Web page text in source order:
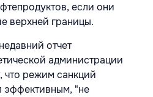
если они
верхней границы.
отчет
администрации
режим санкций
эффективным, "не